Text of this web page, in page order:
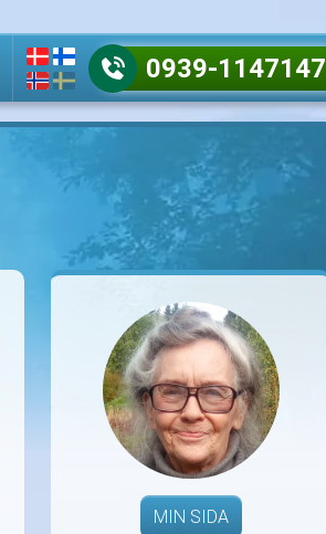
0939-1147147
MIN SIDA